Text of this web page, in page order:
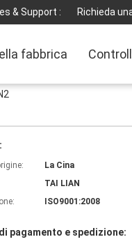
& Support : Richieda
fabbrica
La Cina
TAI LIAN
ISO9001:2008
pagamento e spedizione: